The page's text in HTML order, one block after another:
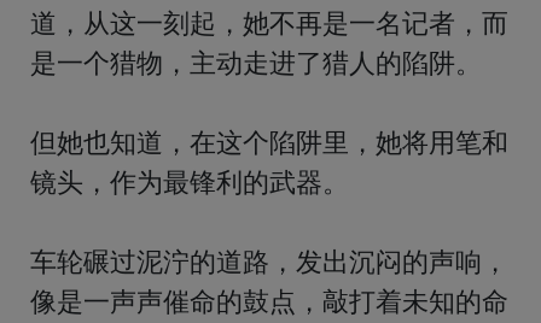
道，从这一刻起，她不再是一名记者，而
是一个猎物，主动走进了猎人的陷阱。
但她也知道，在这个陷阱里，她将用笔和
镜头，作为最锋利的武器。
车轮碾过泥泞的道路，发出沉闷的声响，
像是一声声催命的鼓点，敲打着未知的命